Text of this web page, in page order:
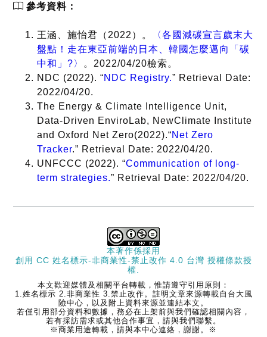
件
3. 會定期檢
視各措施
提出目標願景、當前狀
況分析、立法與政策架
構，以及行動方案等。
國
策文
1. 已向
長程策略
2. 淨零目標
中涵蓋所有
排放範疇的
因應措施
已於2021年11月發布
THE LONG-TERM
STRATEGY OF THE
Emissions by 2050
為美國計劃如何在2050
年實現淨零排放目標制
應具備的各大部門減排
規畫，該文本還特別透
過GCAM、OP-NEMS
與GTM等模型來分析美
參考資料：
王涵、施怡君（2022）。
〈各國減碳宣言歲末大
盤點！走在東亞前端的日本、韓國怎麼邁向「碳
中和」?〉 。2022/04/20檢索。
NDC (2022). “NDC Registry.” Retrieval Date:
2022/04/20.
The Energy & Climate Intelligence Unit,
Data-Driven EnviroLab, NewClimate Institute
and Oxford Net Zero(2022).“Net Zero
Tracker.” Retrieval Date: 2022/04/20.
UNFCCC (2022). “Communication of long-
term strategies.” Retrieval Date: 2022/04/20.
本著作係採用
創用 CC 姓名標示-非商業性-禁止改作 4.0 台灣 授權條款授
權.
本文歡迎媒體及相關平台轉載，惟請遵守引用原則：
1.姓名標示 2.非商業性 3.禁止改作。註明文章來源轉載自台大風
險中心，以及附上資料來源並連結本文。
若僅引用部分資料和數據，務必在上架前與我們確認相關內容，
若有採訪需求或其他合作事宜，請與我們聯繫。
※商業用途轉載，請與本中心連絡，謝謝。※